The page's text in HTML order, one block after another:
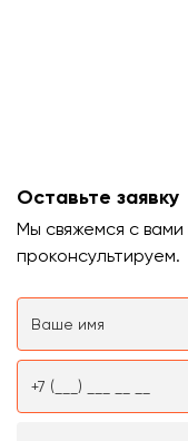
Оставьте заявку
Мы свяжемся с
проконсультируем.